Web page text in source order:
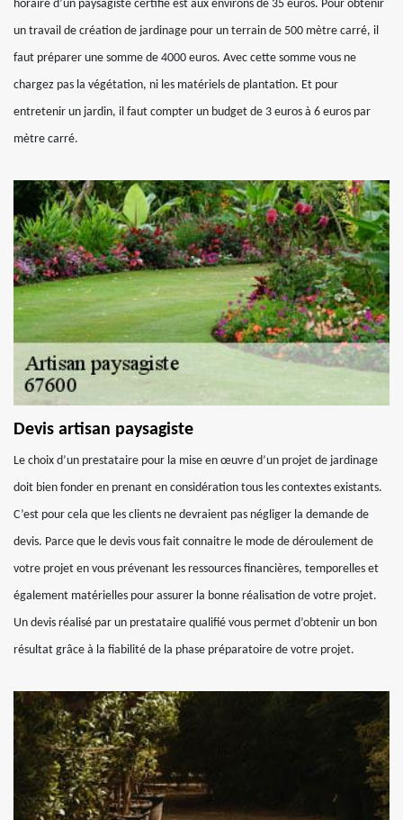
horaire d’un paysagiste certifié est aux environs de 35 euros. Pour obtenir
un travail de création de jardinage pour un terrain de 500 mètre carré, il
faut préparer une somme de 4000 euros. Avec cette somme vous ne
chargez pas la végétation, ni les matériels de plantation. Et pour
entretenir un jardin, il faut compter un budget de 3 euros à 6 euros par
mètre carré.
Devis artisan paysagiste
Le choix d’un prestataire pour la mise en œuvre d’un projet de jardinage
doit bien fonder en prenant en considération tous les contextes existants.
C’est pour cela que les clients ne devraient pas négliger la demande de
devis. Parce que le devis vous fait connaitre le mode de déroulement de
votre projet en vous prévenant les ressources financières, temporelles et
également matérielles pour assurer la bonne réalisation de votre projet.
Un devis réalisé par un prestataire qualifié vous permet d’obtenir un bon
résultat grâce à la fiabilité de la phase préparatoire de votre projet.